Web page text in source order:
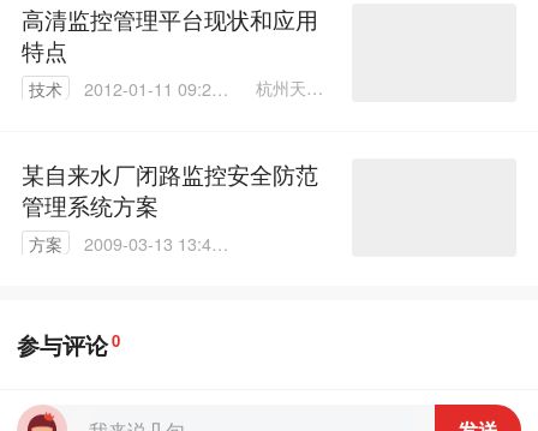
高清监控管理平台现状和应用
特点
技术
2012-01-11 09:25:
杭州天视
一娉
某自来水厂闭路监控安全防范
管理系统方案
方案
2009-03-13 13:43:
参与评论0